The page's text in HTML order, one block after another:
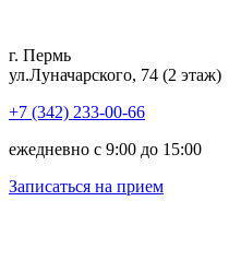
содержимому
г. Пермь
ул.Луначарского, 74 (2 этаж)
+7 (342) 233-00-66
ежедневно с 9:00 до 15:00
Записаться на прием